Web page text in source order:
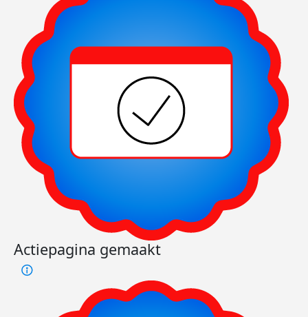
Actiepagina gemaakt